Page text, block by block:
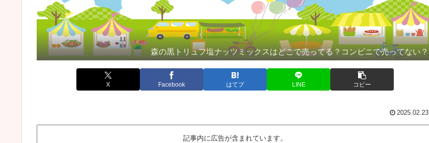
森の黒トリュフ塩ナッツミックスはどこで売ってる？コンビニで売ってない？
X Facebook はてブ LINE コピー
2025.02.23
記事内に広告が含まれています。